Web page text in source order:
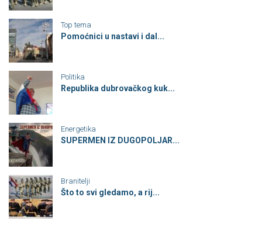
Top tema
Pomoćnici u nastavi i dal...
Politika
Republika dubrovačkog kuk...
Energetika
SUPERMEN IZ DUGOPOLJAR...
Branitelji
Što to svi gledamo, a rij...